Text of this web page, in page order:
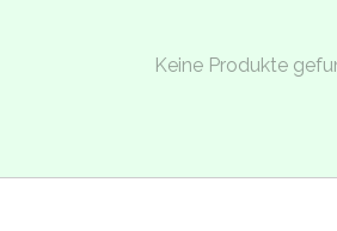
Keine Produkte